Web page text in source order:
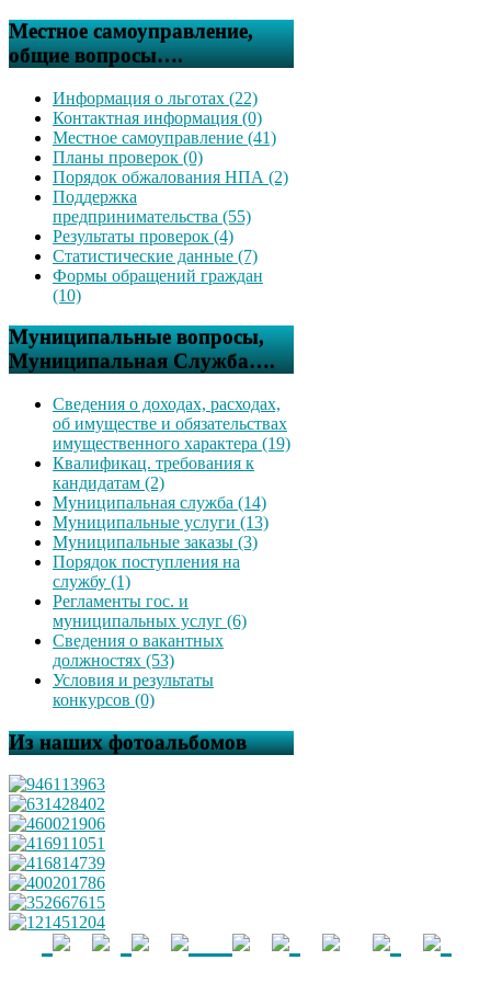
Местное самоуправление,
общие вопросы….
Информация о льготах (22)
Контактная информация (0)
Местное самоуправление (41)
Планы проверок (0)
Порядок обжалования НПА (2)
Поддержка
предпринимательства (55)
Результаты проверок (4)
Статистические данные (7)
Формы обращений граждан
(10)
Муниципальные вопросы,
Муниципальная Служба….
Сведения о доходах, расходах,
об имуществе и обязательствах
имущественного характера (19)
Квалификац. требования к
кандидатам (2)
Муниципальная служба (14)
Муниципальные услуги (13)
Муниципальные заказы (3)
Порядок поступления на
службу (1)
Регламенты гос. и
муниципальных услуг (6)
Сведения о вакантных
должностях (53)
Условия и результаты
конкурсов (0)
Из наших фотоальбомов